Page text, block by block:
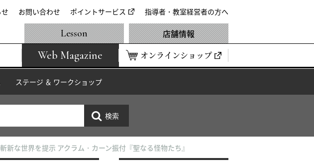
お問い合わせ ポイントサービス 指導者・教室経営者の方へ
Web Magazine オンラインショップ
Lesson 店舗情報
ステージ ＆ ワークショップ
新な世界を提示 アクラム・カーン振付『聖なる怪物たち』